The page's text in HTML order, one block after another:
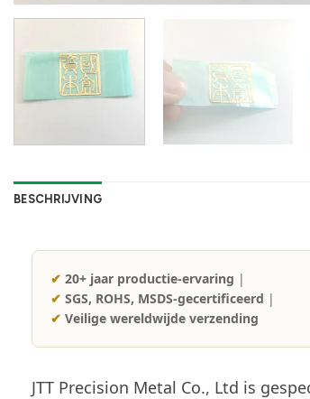
BESCHRIJVING
✔ 20+ jaar productie-ervaring |
✔ SGS, ROHS, MSDS-gecertificeerd |
✔ Veilige wereldwijde verzending
JTT Precision Metal Co., Ltd is